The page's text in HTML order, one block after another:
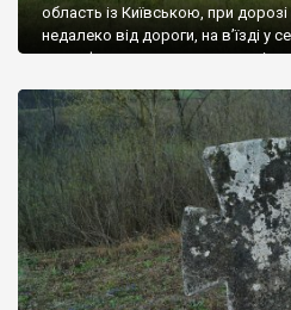
область із Київською, при
недалеко від дороги, на в’їзді у
рельєфне пано, яке показує
не видно, але видно дві